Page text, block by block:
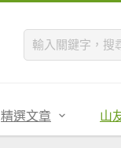
精選文章 山